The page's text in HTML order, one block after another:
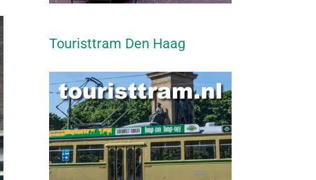
Touristtram Den Haag